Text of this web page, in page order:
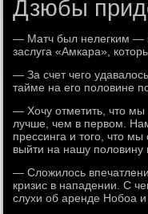
Дзюбы
— Матч был нелегким —
заслуга «Амкара»,
— За счет чего
тайме на его половине
— Хочу отметить, что мы
лучше, чем в первом.
прессинга и того, что
выйти на нашу половину
— Сложилось
кризис в нападении. С
слухи об аренде Нобоа